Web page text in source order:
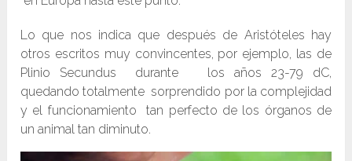
Lo que nos indica que después de Aristóteles hay
otros escritos muy convincentes, por ejemplo, las de
Plinio Secundus durante los años 23-79 dC,
quedando totalmente sorprendido por la complejidad
y el funcionamiento tan perfecto de los órganos de
un animal tan diminuto.